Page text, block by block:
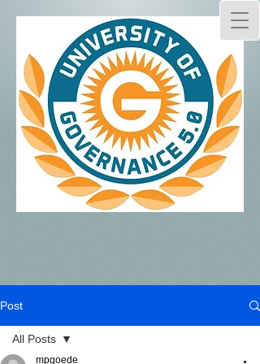
Post
All Posts
mpgoede